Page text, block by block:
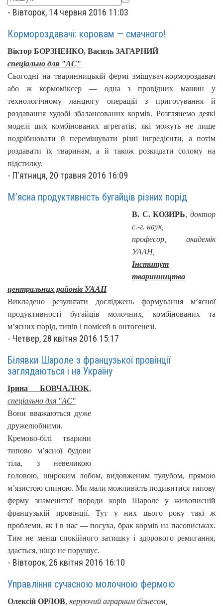
- Вівторок, 14 червня 2016 11:03
Кормороздавачі: коровам — смачного!
Віктор БОРЗНЕНКО, Василь ЗАГАРНИЙ
спеціально для "АС"
Сьогодні на тваринницькій фермі змішувач-кормороздавач
або ж кормоміксер — одна з провідних машин у
технологічному ланцюгу операцій з приготування й
роздавання худобі збалансованих кормів. Розглянемо деякі
моделі цих комбінованих агрегатів, які можуть не лише
подрібнювати й перемішувати різні інгредієнти, а потім
роздавати їх тваринам, а й також розкидати солому на
підстилку.
- П'ятниця, 20 травня 2016 16:09
М’ясна продуктивність бугайців різних порід
В. С. КОЗИРЬ,доктор
с.-г. наук,
професор, академік
УААН,
Інститут
тваринництва
центральних районів УААН
Викладено результати досліджень формування м’ясної
продуктивності бугайців молочних, комбінованих та
м’ясних порід, типів і помісей в онтогенезі.
- Четвер, 28 квітня 2016 15:17
Білявки Шароле з французької провінції
заглядаються і на Україну
Ірина БОВЧАЛЮК,
спеціально для "АС"
Вони вважаються дуже
дружелюбними.
Кремово-білі тварини
типово м’ясної будови
тіла, з невеликою
головою, широким лобом, видовженим тулубом, прямою
м’язистою спиною. Ми мали можливість подивитися типову
ферму знаменитої породи корів Шароле у живописній
французькій провінції. Тут у них цього року такі ж
проблеми, як і в нас — посуха, брак кормів на пасовиськах.
Тим не менш спокійного затишку і здорового ремигання,
здається, ніщо не порушує.
- Вівторок, 26 квітня 2016 16:10
Управління сучасною молочною фермою
Олексій ОРЛОВ, керуючий аграрним бізнесом,